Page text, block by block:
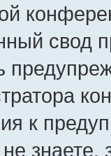
свод
к
знаете,